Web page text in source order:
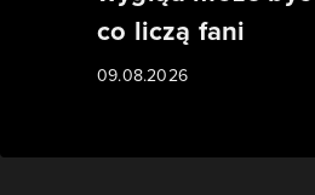
co liczą fani
09.08.2026